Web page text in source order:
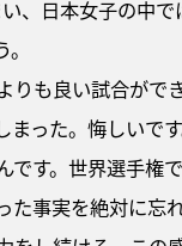
、日本女子の中
りも良い試合がで
まった。悔しいで
です。世界選手権
た事実を絶対に忘